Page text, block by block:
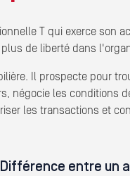
T qui exerce son
de liberté dans
Il prospecte pour
négocie les conditions
les transactions et
Différence entre un